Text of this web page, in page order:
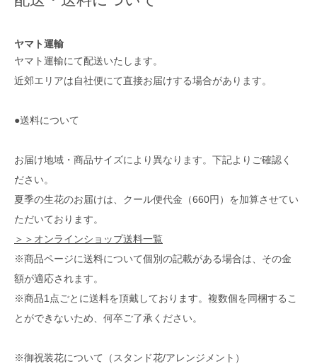
ヤマト運輸
ヤマト運輸にて配送いたします。
近郊エリアは自社便にて直接お届けする場合があります。
●送料について
お届け地域・商品サイズにより異なります。下記よりご確認く
ださい。
夏季の生花のお届けは、クール便代金（660円）を加算させてい
ただいております。
＞＞オンラインショップ送料一覧
※商品ページに送料について個別の記載がある場合は、その金
額が適応されます。
※商品1点ごとに送料を頂戴しております。複数個を同梱するこ
とができないため、何卒ご了承ください。
※御祝装花について（スタンド花/アレンジメント）